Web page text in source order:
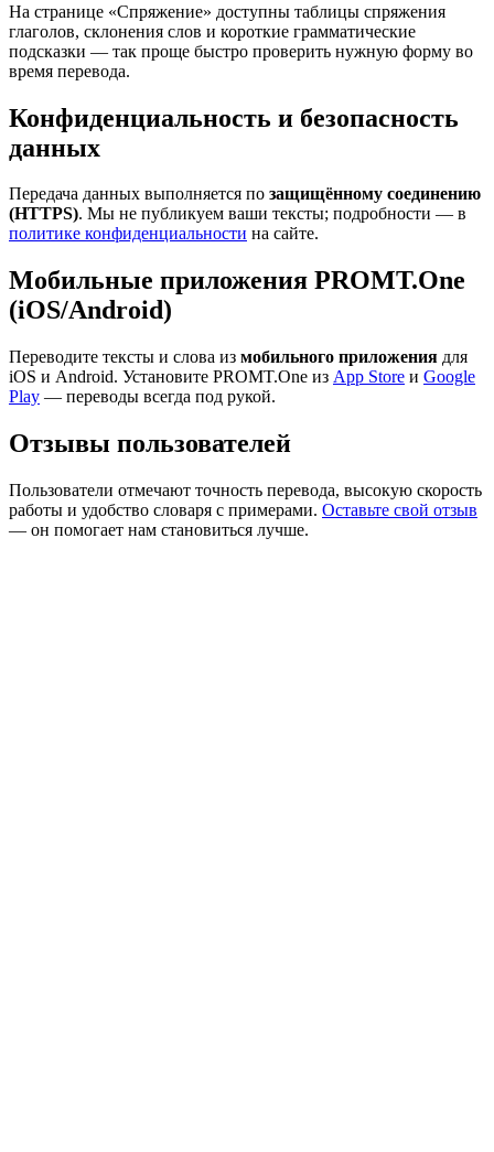
На странице «Спряжение» доступны таблицы спряжения
глаголов, склонения слов и короткие грамматические
подсказки — так проще быстро проверить нужную форму во
время перевода.
Конфиденциальность и безопасность
данных
Передача данных выполняется по защищённому соединению
(HTTPS). Мы не публикуем ваши тексты; подробности — в
политике конфиденциальности на сайте.
Мобильные приложения PROMT.One
(iOS/Android)
Переводите тексты и слова из мобильного приложения для
iOS и Android. Установите PROMT.One из App Store и Google
Play — переводы всегда под рукой.
Отзывы пользователей
Пользователи отмечают точность перевода, высокую скорость
работы и удобство словаря с примерами. Оставьте свой отзыв
— он помогает нам становиться лучше.